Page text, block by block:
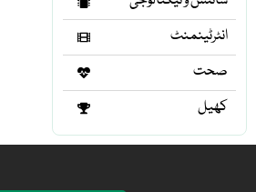
انٹرٹینمنٹ
صحت
کھیل